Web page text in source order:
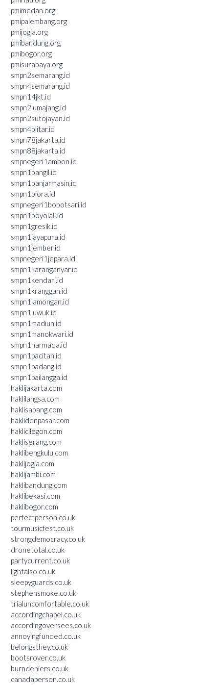
pmimedan.org
pmipalembang.org
pmijogja.org
pmibandung.org
pmibogor.org
pmisurabaya.org
smpn2semarang.id
smpn4semarang.id
smpn14jkt.id
smpn2lumajang.id
smpn2sutojayan.id
smpn4blitar.id
smpn78jakarta.id
smpn88jakarta.id
smpnegeri1ambon.id
smpn1bangil.id
smpn1banjarmasin.id
smpn1biora.id
smpnegeri1bobotsari.id
smpn1boyolali.id
smpn1gresik.id
smpn1jayapura.id
smpn1jember.id
smpnegeri1jepara.id
smpn1karanganyar.id
smpn1kendari.id
smpn1kranggan.id
smpn1lamongan.id
smpn1luwuk.id
smpn1madiun.id
smpn1manokwari.id
smpn1narmada.id
smpn1pacitan.id
smpn1padang.id
smpn1pailangga.id
haklijakarta.com
haklilangsa.com
haklisabang.com
haklidenpasar.com
haklicilegon.com
hakliserang.com
haklibengkulu.com
haklijogja.com
haklijambi.com
haklibandung.com
haklibekasi.com
haklibogor.com
perfectperson.co.uk
tourmusicfest.co.uk
strongdemocracy.co.uk
dronetotal.co.uk
partycurrent.co.uk
lightalso.co.uk
sleepyguards.co.uk
stephensmoke.co.uk
trialuncomfortable.co.uk
accordingchapel.co.uk
accordingoversees.co.uk
annoyingfunded.co.uk
belongsthey.co.uk
bootsrover.co.uk
burndeniers.co.uk
canadaperson.co.uk